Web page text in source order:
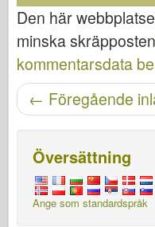
Den här
minska
kommentarsdata
Posta navigering
← Föregående
Översättning
Ange som standardspråk